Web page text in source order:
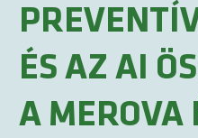
ÉS AZ AI
A MEROVA